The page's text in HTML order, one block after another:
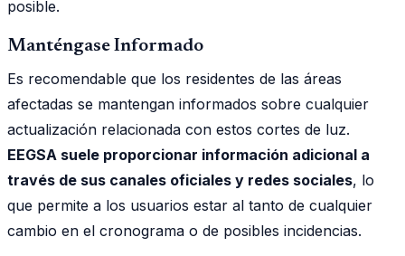
posible.
Manténgase Informado
Es recomendable que los residentes de las áreas
afectadas se mantengan informados sobre cualquier
actualización relacionada con estos cortes de luz.
EEGSA suele proporcionar información adicional a
través de sus canales oficiales y redes sociales, lo
que permite a los usuarios estar al tanto de cualquier
cambio en el cronograma o de posibles incidencias.